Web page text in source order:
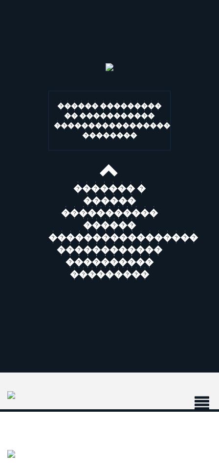
������ ���������
�� �����������
�����������������
��������
������� �
������
�����������
������
�����������������
������������
����������
���������